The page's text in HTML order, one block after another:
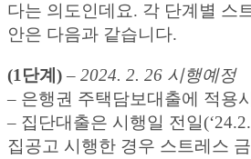
다는 의도인데요. 각 단계별 스
안은 다음과 같습니다.
(1단계) – 2024. 2. 26 시행예정
– 은행권 주택담보대출에 적용
– 집단대출은 시행일 전일
집공고 시행한 경우 스트레스